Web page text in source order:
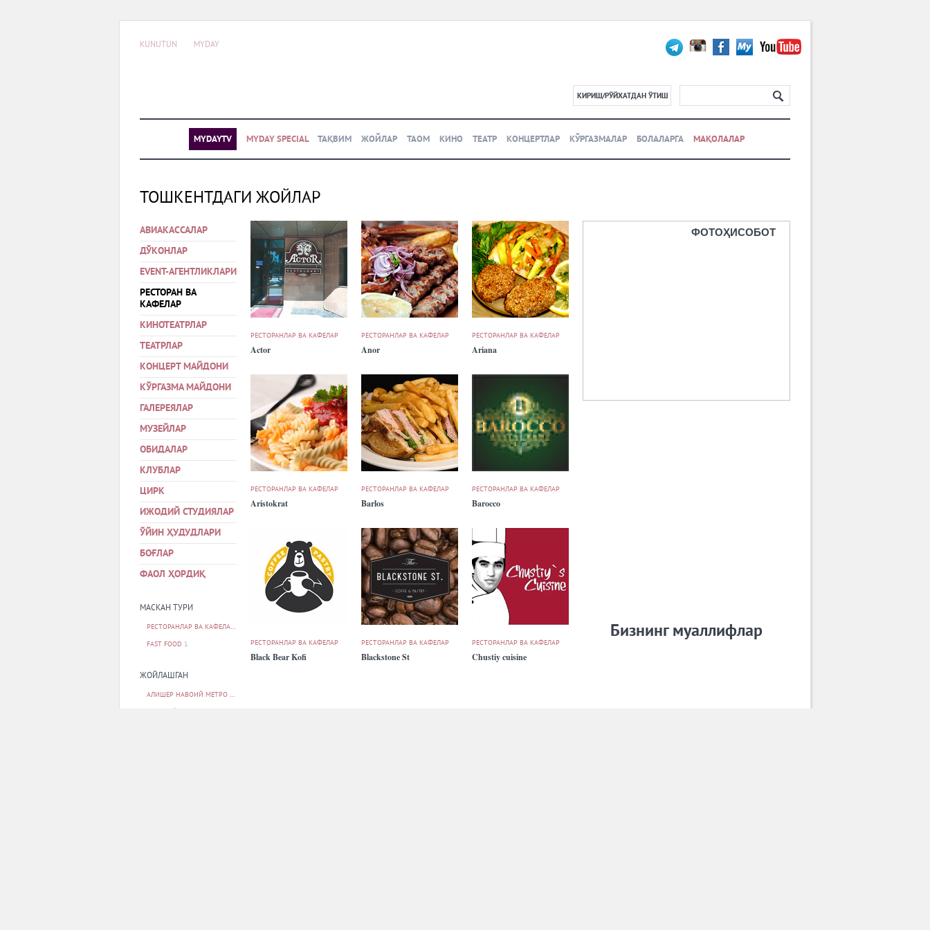
KUNUTUN MYDAY
КИРИШ/РЎЙХАТДАН ЎТИШ
MYDAYTV MYDAY SPECIAL ТАҚВИМ ЖОЙЛАР ТАОМ КИНО ТЕАТР КОНЦЕРТЛАР КЎРГАЗМАЛАР БОЛАЛАРГА МАҚОЛАЛАР
ТОШКЕНТДАГИ ЖОЙЛАР
АВИАКАССАЛАР
ДЎКОНЛАР
EVENT-АГЕНТЛИКЛАРИ
РЕСТОРАН ВА
КАФЕЛАР
КИНОТЕАТРЛАР
ТЕАТРЛАР
КОНЦЕРТ МАЙДОНИ
КЎРГАЗМА МАЙДОНИ
ГАЛЕРЕЯЛАР
МУЗЕЙЛАР
ОБИДАЛАР
КЛУБЛАР
ЦИРК
ИЖОДИЙ СТУДИЯЛАР
ЎЙИН ҲУДУДЛАРИ
БОҒЛАР
ФАОЛ ҲОРДИҚ
МАСКАН ТУРИ
РЕСТОРАНЛАР ВА КАФЕЛАР
FAST FOOD 1
ЖОЙЛАШГАН
АЛИШЕР НАВОИЙ МЕТРО БЕКАТИ
РЕСТОРАНЛАР ВА КАФЕЛАР
Actor
РЕСТОРАНЛАР ВА КАФЕЛАР
Anor
РЕСТОРАНЛАР ВА КАФЕЛАР
Ariana
РЕСТОРАНЛАР ВА КАФЕЛАР
Aristokrat
РЕСТОРАНЛАР ВА КАФЕЛАР
Barlos
РЕСТОРАНЛАР ВА КАФЕЛАР
Barocco
РЕСТОРАНЛАР ВА КАФЕЛАР
Black Bear Kofi
РЕСТОРАНЛАР ВА КАФЕЛАР
Blackstone St
РЕСТОРАНЛАР ВА КАФЕЛАР
Chustiy cuisine
ФОТОҲИСОБОТ
Бизнинг муаллифлар